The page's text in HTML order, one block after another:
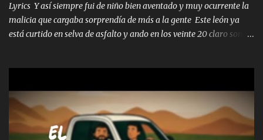
Lyrics Y así siempre fui de niño bien aventado y muy ocurrente la
malicia que cargaba sorprendía de más a la gente Este león ya
está curtido en selva de asfalto y ando en los veinte 20 claro son
pa más pues hay charola les voy a dar hasta topar pues no hay de
otra Música Surcando bien mi camino voy por mi línea no veo a
los lados aquel que no corre vuela no se me duerm voy chicoteado
Ya pasé varias hazañas ya tienen rato que me agarran el colmillo